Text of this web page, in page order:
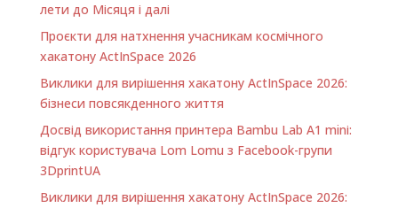
лети до Місяця і далі
Проєкти для натхнення учасникам космічного
хакатону ActInSpace 2026
Виклики для вирішення хакатону ActInSpace 2026:
бізнеси повсякденного життя
Досвід використання принтера Bambu Lab A1 minі:
відгук користувача Lom Lomu з Facebook-групи
3DprintUA
Виклики для вирішення хакатону ActInSpace 2026: